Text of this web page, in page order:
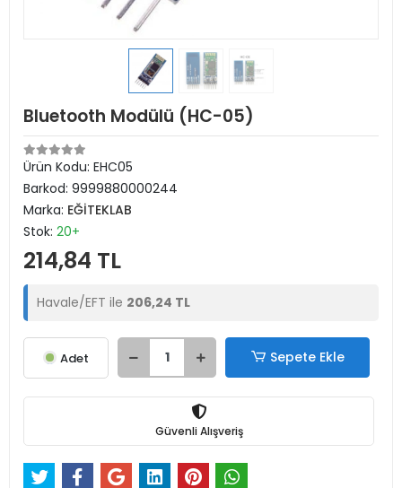
Bluetooth Modülü (HC-05)
Ürün Kodu: EHC05
Barkod: 9999880000244
Marka: EĞİTEKLAB
Stok: 20+
214,84 TL
Havale/EFT ile 206,24 TL
Adet Sepete Ekle
Güvenli Alışveriş